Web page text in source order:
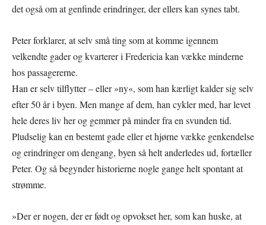
det også om at genfinde erindringer, der ellers kan synes tabt.
Peter forklarer, at selv små ting som at komme igennem
velkendte gader og kvarterer i Fredericia kan vække minderne
hos passagererne.
Han er selv tilflytter – eller »ny«, som han kærligt kalder sig selv
efter 50 år i byen. Men mange af dem, han cykler med, har levet
hele deres liv her og gemmer på minder fra en svunden tid.
Pludselig kan en bestemt gade eller et hjørne vække genkendelse
og erindringer om dengang, byen så helt anderledes ud, fortæller
Peter. Og så begynder historierne nogle gange helt spontant at
strømme.
»Der er nogen, der er født og opvokset her, som kan huske, at